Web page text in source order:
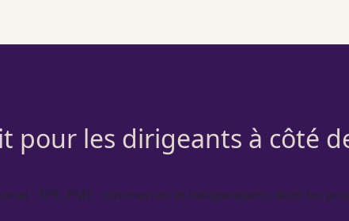
pour les dirigeants à côté
: TPE, PME, commerces et indépendants dont les